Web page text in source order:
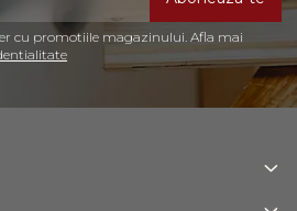
cu promotiile magazinului. Afla mai